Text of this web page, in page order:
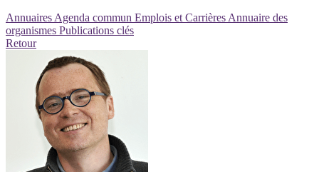
Annuaires Agenda commun Emplois et Carrières Annuaire des
organismes Publications clés
Retour